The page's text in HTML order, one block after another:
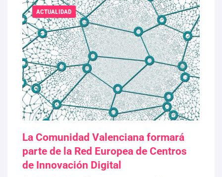
ACTUALIDAD
La Comunidad Valenciana formará
parte de la Red Europea de Centros
de Innovación Digital